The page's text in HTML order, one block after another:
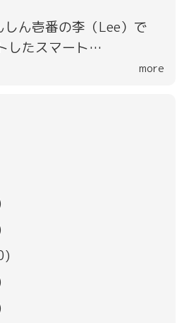
ん壱番の李（Lee）で
したスマート…
more